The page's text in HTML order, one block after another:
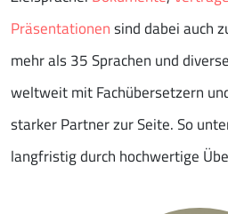
Präsentationensind dabei auch
mehr als 35 Sprachen und
weltweit mit Fachübersetzern
starker Partner zur Seite. So
langfristig durch hochwertige